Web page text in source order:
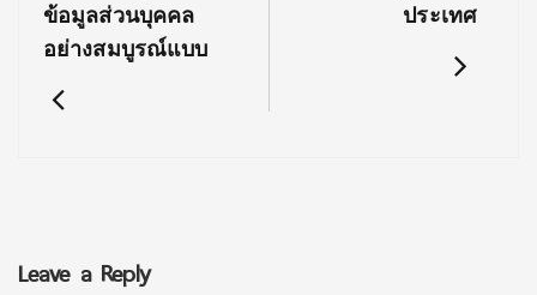
ข้อมูลส่วนบุคคล
อย่างสมบูรณ์แบบ
ประเทศ
Leave a Reply